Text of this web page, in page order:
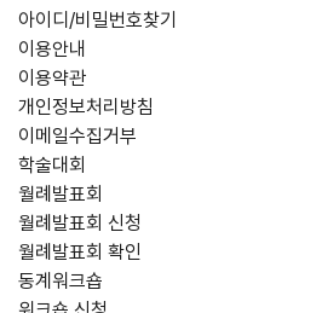
아이디/비밀번호찾기
이용안내
이용약관
개인정보처리방침
이메일수집거부
학술대회
월례발표회
월례발표회 신청
월례발표회 확인
동계워크숍